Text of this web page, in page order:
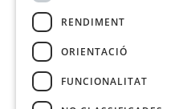
Amb el suport de
RENDIMENT
ORIENTACIÓ
FUNCIONALITAT